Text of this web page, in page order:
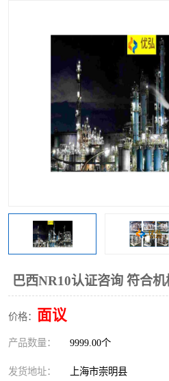
巴西NR10认证咨询 符合
价格： 面议
产品数量： 9999.00个
发货地址： 上海市崇明县